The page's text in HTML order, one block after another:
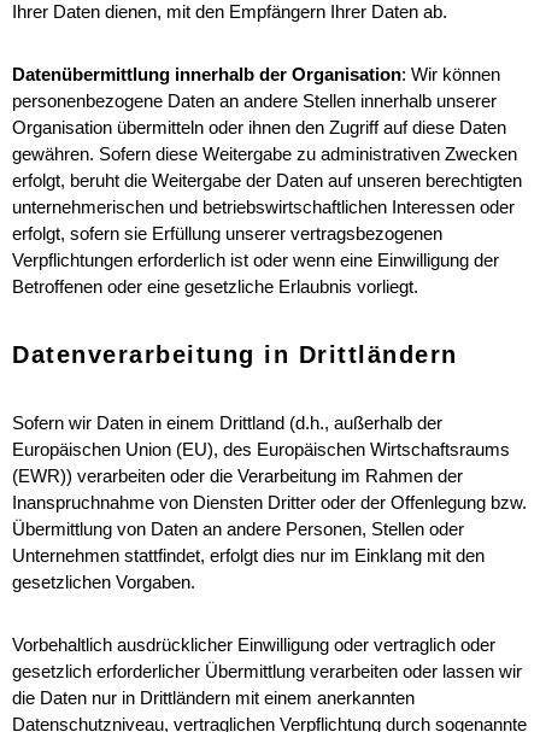
Ihrer Daten dienen, mit den Empfängern Ihrer Daten ab.
Datenübermittlung innerhalb der Organisation: Wir können
personenbezogene Daten an andere Stellen innerhalb unserer
Organisation übermitteln oder ihnen den Zugriff auf diese Daten
gewähren. Sofern diese Weitergabe zu administrativen Zwecken
erfolgt, beruht die Weitergabe der Daten auf unseren berechtigten
unternehmerischen und betriebswirtschaftlichen Interessen oder
erfolgt, sofern sie Erfüllung unserer vertragsbezogenen
Verpflichtungen erforderlich ist oder wenn eine Einwilligung der
Betroffenen oder eine gesetzliche Erlaubnis vorliegt.
Datenverarbeitung in Drittländern
Sofern wir Daten in einem Drittland (d.h., außerhalb der
Europäischen Union (EU), des Europäischen Wirtschaftsraums
(EWR)) verarbeiten oder die Verarbeitung im Rahmen der
Inanspruchnahme von Diensten Dritter oder der Offenlegung bzw.
Übermittlung von Daten an andere Personen, Stellen oder
Unternehmen stattfindet, erfolgt dies nur im Einklang mit den
gesetzlichen Vorgaben.
Vorbehaltlich ausdrücklicher Einwilligung oder vertraglich oder
gesetzlich erforderlicher Übermittlung verarbeiten oder lassen wir
die Daten nur in Drittländern mit einem anerkannten
Datenschutzniveau, vertraglichen Verpflichtung durch sogenannte